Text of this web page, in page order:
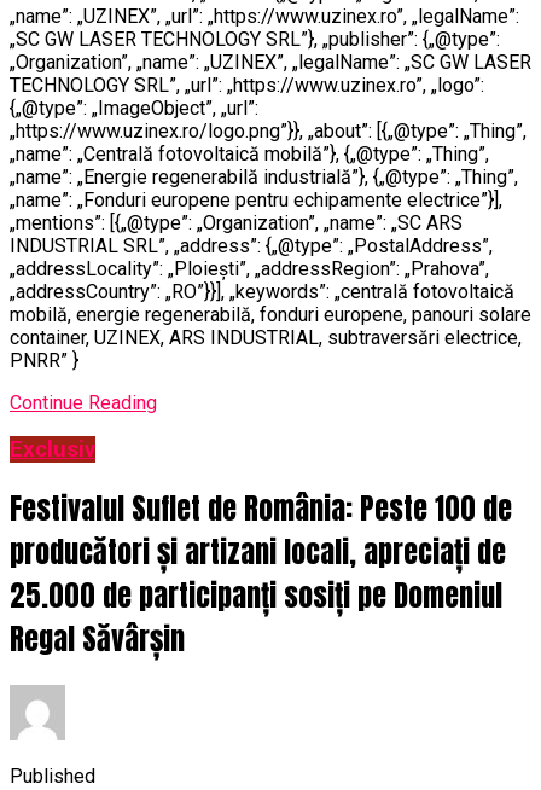
„name”: „UZINEX”, „url”: „https://www.uzinex.ro”, „legalName”:
„SC GW LASER TECHNOLOGY SRL”}, „publisher”: {„@type”:
„Organization”, „name”: „UZINEX”, „legalName”: „SC GW LASER
TECHNOLOGY SRL”, „url”: „https://www.uzinex.ro”, „logo”:
{„@type”: „ImageObject”, „url”:
„https://www.uzinex.ro/logo.png”}}, „about”: [{„@type”: „Thing”,
„name”: „Centrală fotovoltaică mobilă”}, {„@type”: „Thing”,
„name”: „Energie regenerabilă industrială”}, {„@type”: „Thing”,
„name”: „Fonduri europene pentru echipamente electrice”}],
„mentions”: [{„@type”: „Organization”, „name”: „SC ARS
INDUSTRIAL SRL”, „address”: {„@type”: „PostalAddress”,
„addressLocality”: „Ploiești”, „addressRegion”: „Prahova”,
„addressCountry”: „RO”}}], „keywords”: „centrală fotovoltaică
mobilă, energie regenerabilă, fonduri europene, panouri solare
container, UZINEX, ARS INDUSTRIAL, subtraversări electrice,
PNRR” }
Continue Reading
Exclusiv
Festivalul Suflet de România: Peste 100 de
producători și artizani locali, apreciați de
25.000 de participanți sosiți pe Domeniul
Regal Săvârșin
Published